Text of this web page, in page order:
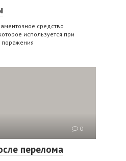
средство
используется при
поражения
0
перелома